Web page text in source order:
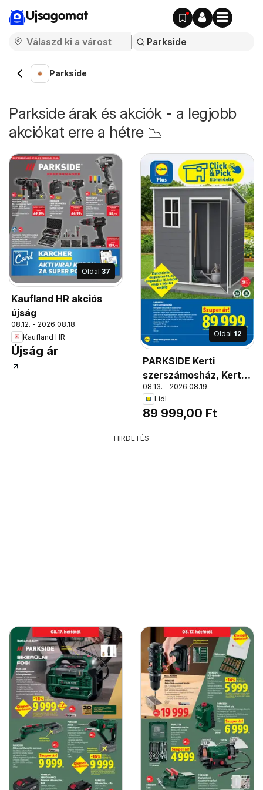
Ujsagomat
Parkside
Parkside árak és akciók - a legjobb
akciókat erre a hétre 📉
Oldal 37
Kaufland HR akciós
újság
08.12. - 2026.08.18.
Kaufland HR
Újság ár
Oldal 12
PARKSIDE Kerti
szerszámosház, Kerti
gépek, szerszámok és
összecsukható kerti
bútorok időjárásálló
tárolására. Kompakt,
08.13. - 2026.08.19.
Lidl
89 999,00 Ft
HIRDETÉS